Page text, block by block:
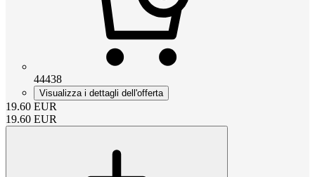
44438
Visualizza i dettagli dell'offerta
19.60 EUR
19.60 EUR